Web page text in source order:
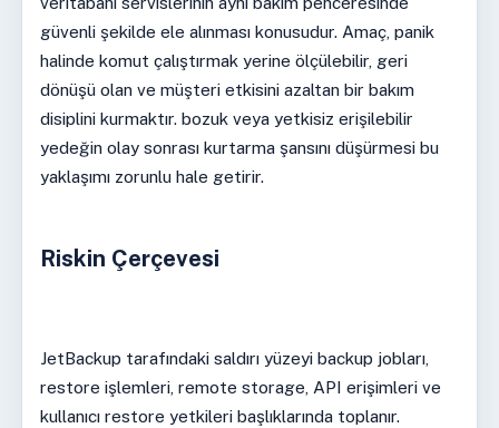
güvenli şekilde ele alınması konusudur. Amaç, panik
halinde komut çalıştırmak yerine ölçülebilir, geri
dönüşü olan ve müşteri etkisini azaltan bir bakım
disiplini kurmaktır. bozuk veya yetkisiz erişilebilir
yedeğin olay sonrası kurtarma şansını düşürmesi bu
yaklaşımı zorunlu hale getirir.
Riskin Çerçevesi
JetBackup tarafındaki saldırı yüzeyi backup jobları,
restore işlemleri, remote storage, API erişimleri ve
kullanıcı restore yetkileri başlıklarında toplanır.